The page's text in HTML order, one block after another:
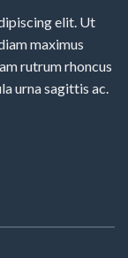
elit. Ut
maximus
rutrum rhoncus
urna sagittis ac.